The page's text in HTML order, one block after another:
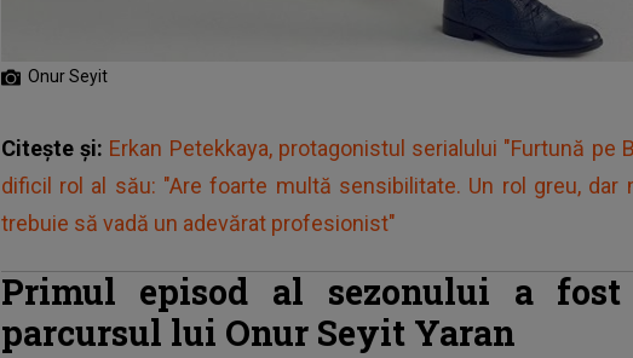
Onur Seyit
Citește și: Erkan Petekkaya, protagonistul serialului "Furtună pe
dificil rol al său: "Are foarte multă sensibilitate. Un rol greu,
trebuie să vadă un adevărat profesionist"
Primul episod al sezonului a
parcursul lui Onur Seyit Yaran